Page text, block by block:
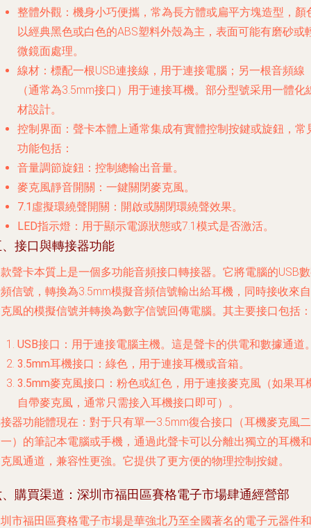
整體外觀 ：機身小巧便攜，常為長方體或扁平方塊造型，顏
以經典黑色或白色的ABS塑料外殼為主，表面可能有磨砂或
微鏡面處理。
線材 ：標配一根USB連接線，用于連接電腦；另一根音頻線
（通常為3.5mm接口）用于連接耳機。部分型號采用一體化
材設計。
控制界面 ：聲卡本體上通常集成有實體控制按鍵或旋鈕，常
功能包括：
音量調節旋鈕 ：控制總輸出音量。
麥克風靜音開關 ：一鍵關閉麥克風。
7.1虛擬環繞聲開關 ：開啟或關閉環繞聲效果。
LED指示燈 ：用于顯示電源狀態或7.1模式是否激活。
接口與轉接器功能
聲卡本質上是一個多功能音頻接口轉接器。它將電腦的USB
信號，轉換為3.5mm模擬音頻信號輸出給耳機，同時接收來自
風的模擬信號并轉換為數字信號回傳電腦。其主要接口包括：
USB接口 ：用于連接電腦主機。這是聲卡的供電和數據通道
3.5mm耳機接口 ：綠色，用于連接耳機或音箱。
3.5mm麥克風接口 ：粉色或紅色，用于連接麥克風（如果耳
自帶麥克風，通常只需接入耳機接口即可）。
器功能體現在：對于只有單一3.5mm復合接口（耳機麥克風二
）的筆記本電腦或手機，通過此聲卡可以分離出獨立的耳機和
風通道，兼容性更強。它提供了更方便的物理控制按鍵。
購買渠道：深圳市福田區賽格電子市場肆通經營部
市福田區賽格電子市場是華強北乃至全國著名的電子元器件和